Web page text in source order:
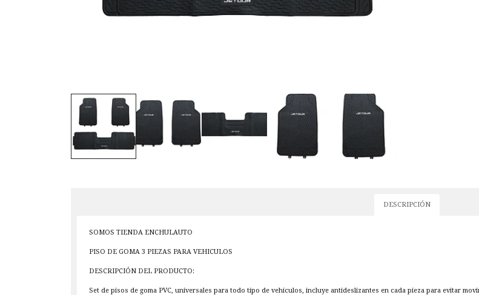
DESCRIPCIÓN
SOMOS TIENDA ENCHULAUTO
PISO DE GOMA 3 PIEZAS PARA VEHICULOS
DESCRIPCIÓN DEL PRODUCTO:
Set de pisos de goma PVC, universales para todo tipo de vehículos, incluye antideslizantes en cada pieza para evitar